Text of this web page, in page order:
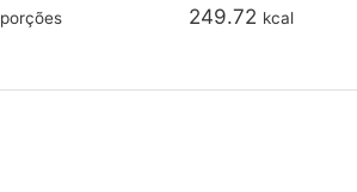
porções
249.72 kcal